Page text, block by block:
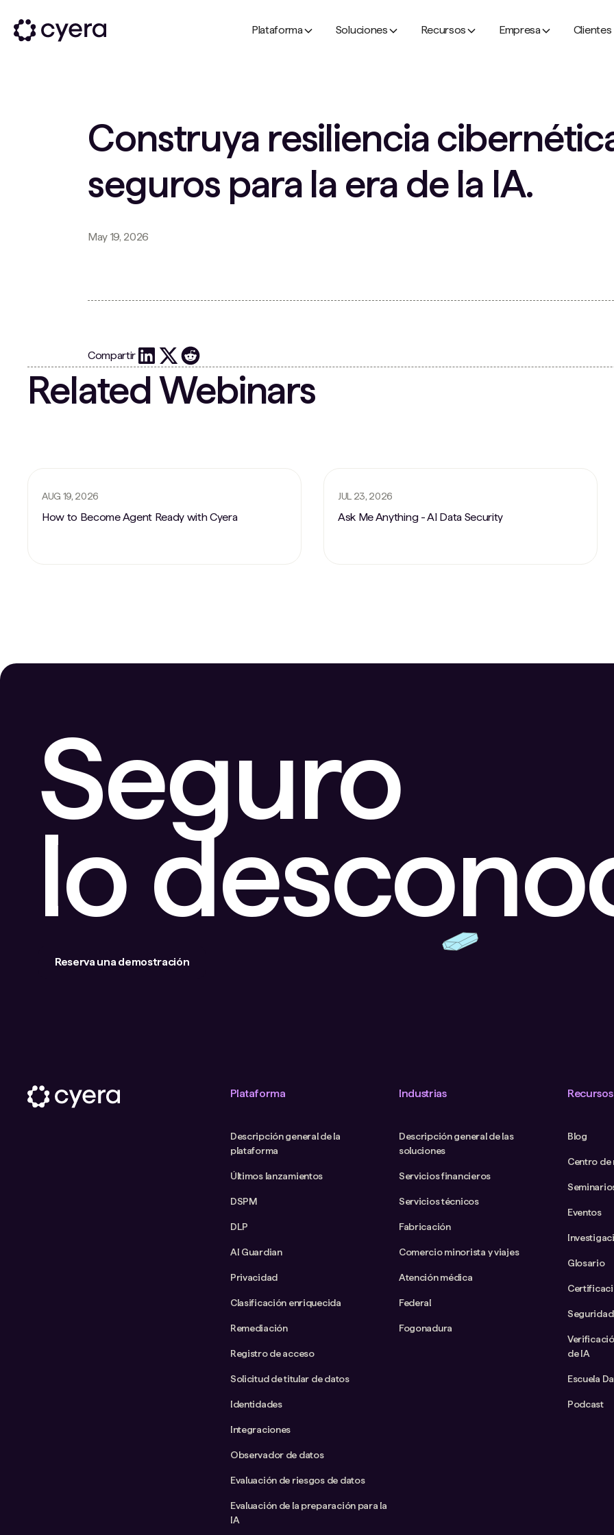
Plataforma Soluciones Recursos Empresa Clientes
Construya resiliencia
seguros para la era de la IA.
May 19, 2026
Compartir
Related Webinars
AUG 19, 2026
How to Become Agent Ready with Cyera
JUL 23, 2026
Ask Me Anything - AI Data Security
Seguro
lo
Reserva una demostración
Plataforma
Descripción general de la
plataforma
Últimos lanzamientos
DSPM
DLP
AI Guardian
Privacidad
Clasificación enriquecida
Remediación
Registro de acceso
Solicitud de titular de datos
Identidades
Integraciones
Observador de datos
Evaluación de riesgos de datos
Evaluación de la preparación para la
IA
Industrias
Descripción general de las
soluciones
Servicios financieros
Servicios técnicos
Fabricación
Comercio minorista y viajes
Atención médica
Federal
Fogonadura
Recursos
Blog
Centro de
Eventos
Glosario
de IA
Escuela
Podcast